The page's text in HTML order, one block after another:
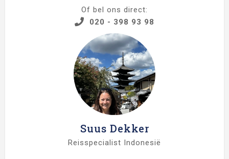
Of bel ons direct:
020 - 398 93 98
Suus Dekker
Reisspecialist Indonesië